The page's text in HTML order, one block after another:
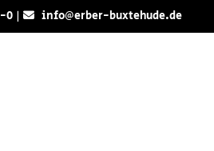
0 | info@erber-buxtehude.de